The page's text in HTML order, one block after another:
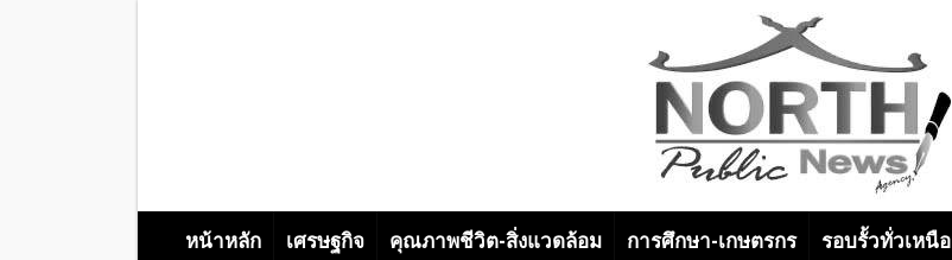
หน้าหลัก เศรษฐกิจ คุณภาพชีวิต-สิ่งแวดล้อม การศึกษา-เกษตรกร รอบรั้วทั่วเหนือ